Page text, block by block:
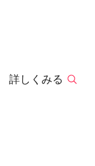
詳しくみる